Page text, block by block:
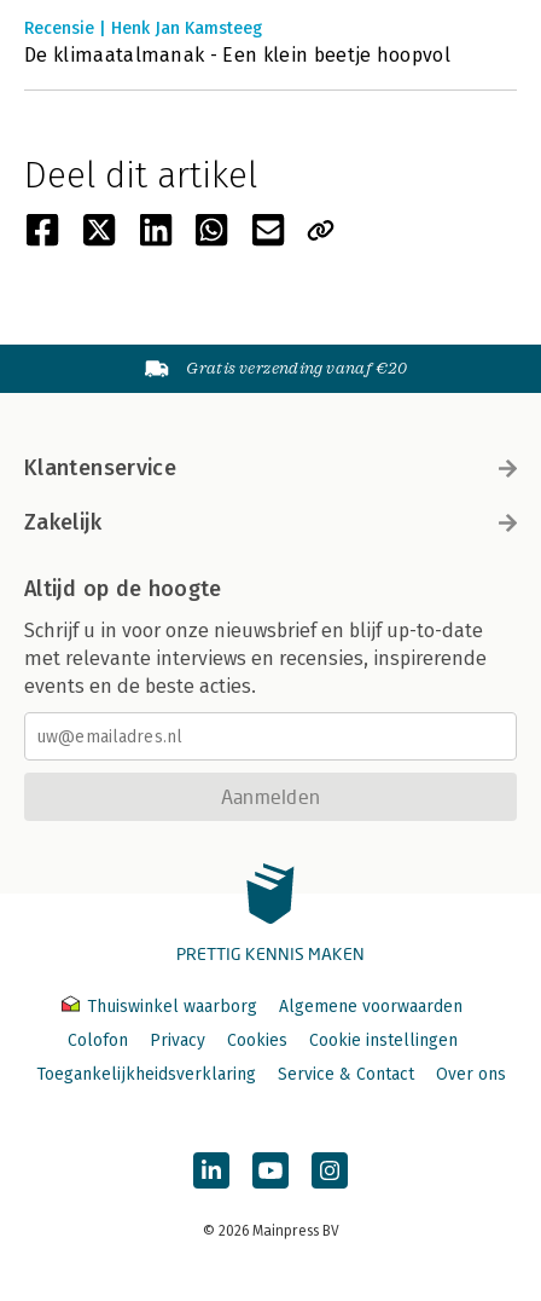
Recensie | Henk Jan Kamsteeg
De klimaatalmanak - Een klein beetje hoopvol
Deel dit artikel
Gratis verzending vanaf €20
Klantenservice
Zakelijk
Altijd op de hoogte
Schrijf u in voor onze nieuwsbrief en blijf up-to-date
met relevante interviews en recensies, inspirerende
events en de beste acties.
Aanmelden
PRETTIG KENNIS MAKEN
Thuiswinkel waarborg
Algemene voorwaarden
Colofon
Privacy Cookies
Cookie instellingen
Toegankelijkheidsverklaring
Service & Contact Over ons
© 2026 Mainpress BV